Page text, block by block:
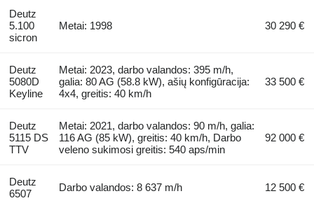
Deutz
5.100
sicron
Metai: 1998 30 290 €
Deutz
5080D
Keyline
Metai: 2023, darbo valandos: 395 m/h,
galia: 80 AG (58.8 kW), ašių konfigūracija:
4x4, greitis: 40 km/h
33 500 €
Deutz
5115 DS
TTV
Metai: 2021, darbo valandos: 90 m/h, galia:
116 AG (85 kW), greitis: 40 km/h, Darbo
veleno sukimosi greitis: 540 aps/min
92 000 €
Deutz
6507
Darbo valandos: 8 637 m/h 12 500 €